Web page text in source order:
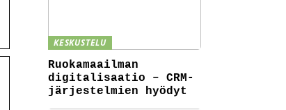
KESKUSTELU
Ruokamaailman
digitalisaatio – CRM-
järjestelmien hyödyt